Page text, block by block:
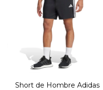
Short de Hombre Adidas